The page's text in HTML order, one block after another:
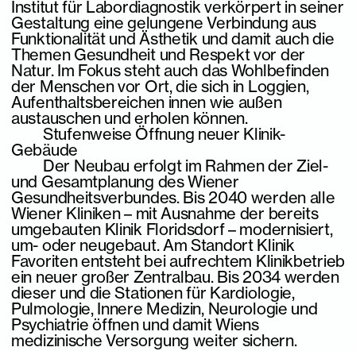
Institut für Labordiagnostik verkörpert in seiner
Gestaltung eine gelungene Verbindung aus
Funktionalität und Ästhetik und damit auch die
Themen Gesundheit und Respekt vor der
Natur. Im Fokus steht auch das Wohlbefinden
der Menschen vor Ort, die sich in Loggien,
Aufenthaltsbereichen innen wie außen
austauschen und erholen können.
Stufenweise Öffnung neuer Klinik-
Gebäude
Der Neubau erfolgt im Rahmen der Ziel-
und Gesamtplanung des Wiener
Gesundheitsverbundes. Bis 2040 werden alle
Wiener Kliniken – mit Ausnahme der bereits
umgebauten Klinik Floridsdorf – modernisiert,
um- oder neugebaut. Am Standort Klinik
Favoriten entsteht bei aufrechtem Klinikbetrieb
ein neuer großer Zentralbau. Bis 2034 werden
dieser und die Stationen für Kardiologie,
Pulmologie, Innere Medizin, Neurologie und
Psychiatrie öffnen und damit Wiens
medizinische Versorgung weiter sichern.